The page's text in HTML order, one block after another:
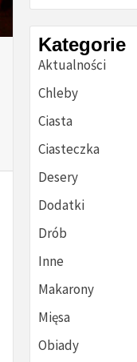
Kategorie
Aktualności
Chleby
Ciasta
Ciasteczka
Desery
Dodatki
Drób
Inne
Makarony
Mięsa
Obiady